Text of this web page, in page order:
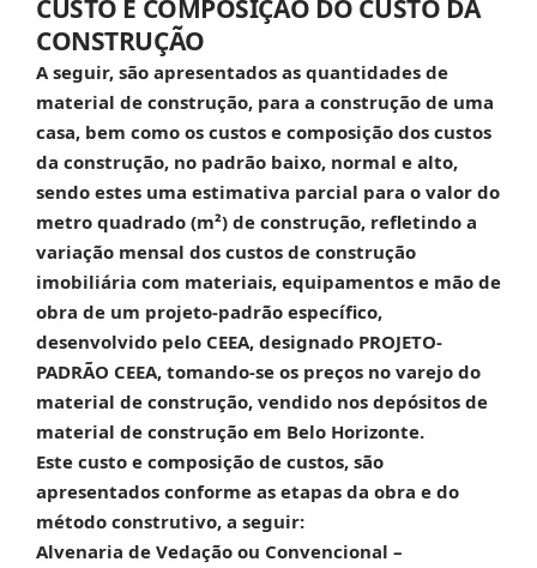
CUSTO E COMPOSIÇÃO DO CUSTO DA
CONSTRUÇÃO
A seguir, são apresentados as quantidades de
material de construção, para a construção de uma
casa, bem como os custos e composição dos custos
da construção, no padrão baixo, normal e alto,
sendo estes uma estimativa parcial para o valor do
metro quadrado (m²) de construção, refletindo a
variação mensal dos custos de construção
imobiliária com materiais, equipamentos e mão de
obra de um projeto-padrão específico,
desenvolvido pelo CEEA, designado PROJETO-
PADRÃO CEEA, tomando-se os preços no varejo do
material de construção, vendido nos depósitos de
material de construção em Belo Horizonte.
Este custo e composição de custos, são
apresentados conforme as etapas da obra e do
método construtivo, a seguir:
Alvenaria de Vedação ou Convencional –